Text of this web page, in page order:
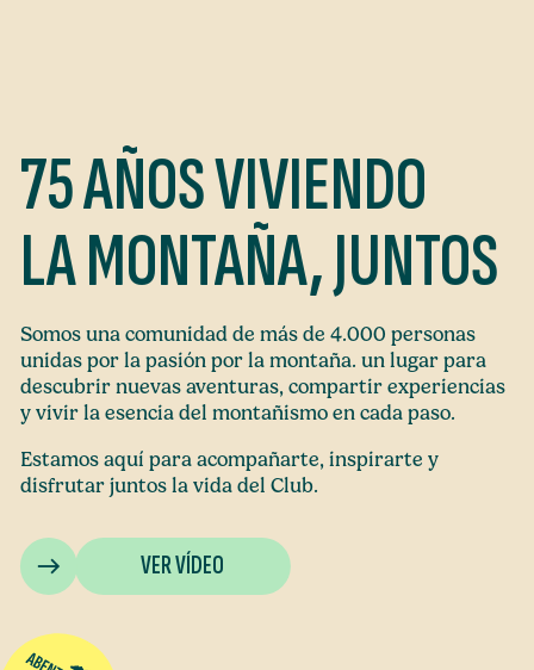
75 AÑOS VIVIENDO
LA MONTAÑA, JUNTOS
Somos una comunidad de más de 4.000 personas
unidas por la pasión por la montaña. un lugar para
descubrir nuevas aventuras, compartir experiencias
y vivir la esencia del montañismo en cada paso.
Estamos aquí para acompañarte, inspirarte y
disfrutar juntos la vida del Club.
VER VÍDEO